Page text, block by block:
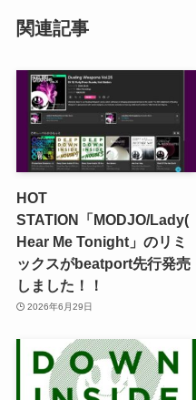
関連記事
HOT
STATION「MODJO/Lady(
Hear Me Tonight」のリミ
ックスがbeatport先行発売
しました！！
2026年6月29日